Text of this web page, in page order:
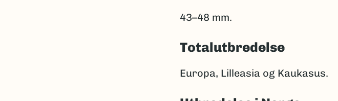
43–48 mm.
Totalutbredelse
Europa, Lilleasia og Kaukasus.